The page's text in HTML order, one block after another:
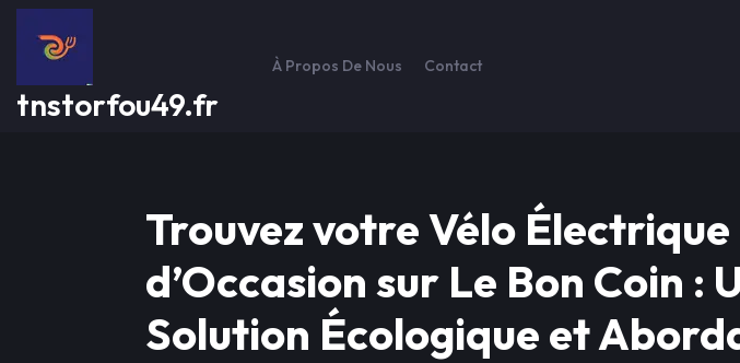
Passer
contenu
tnstorfou49.fr
À Propos De Nous Contact
Trouvez votre Vélo Électrique
d’Occasion sur Le Bon Coin :
Solution Écologique et